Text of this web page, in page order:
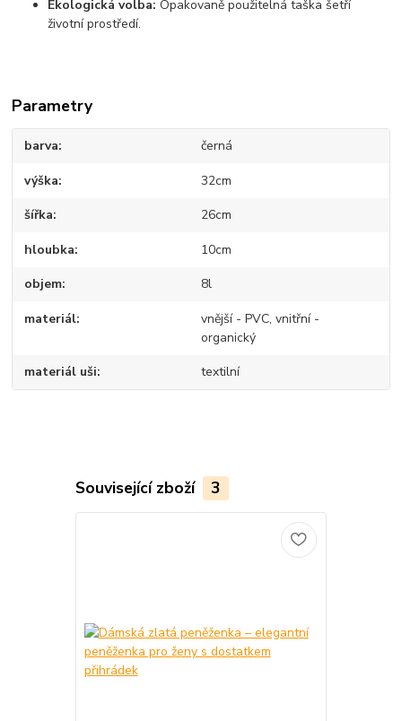
Ekologická volba: Opakovaně použitelná taška šetří
životní prostředí.
Parametry
barva černá
výška 32cm
šířka 26cm
hloubka 10cm
objem 8l
materiál
vnější - PVC, vnitřní -
organický
materiál uši textilní
Související zboží 3